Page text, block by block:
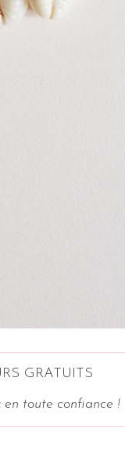
GRATUITS
en toute confiance !